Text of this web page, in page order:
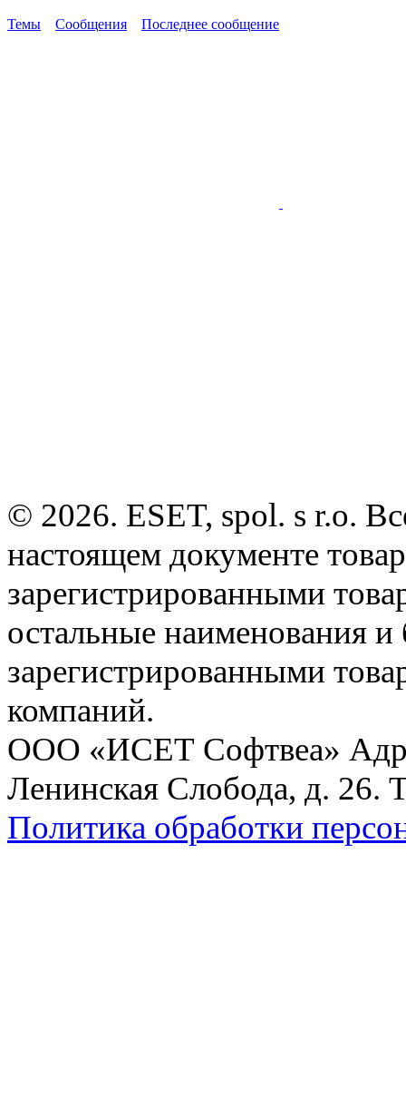
Темы Сообщения Последнее сообщение
© 2026. ESET, spol. s r.o.
настоящем документе
зарегистрированными
остальные наименования
зарегистрированными
компаний.
ООО «ИСЕТ Софтвеа»
Ленинская Слобода, д. 26.
Политика обработки